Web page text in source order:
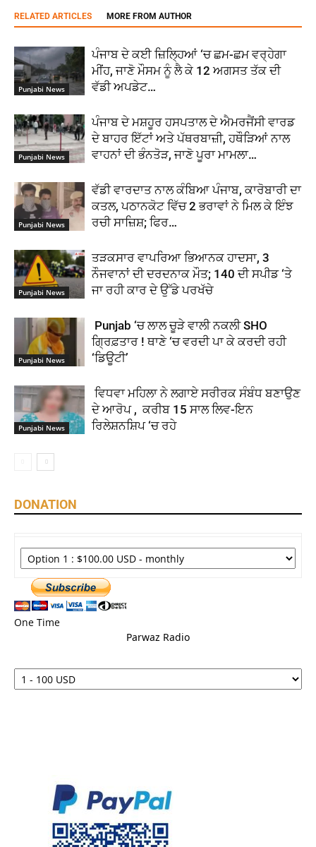
RELATED ARTICLES MORE FROM AUTHOR
Punjabi News
ਪੰਜਾਬ ਦੇ ਕਈ ਜ਼ਿਲ੍ਹਿਆਂ ‘ਚ ਛਮ-ਛਮ ਵਰ੍ਹੇਗਾ
ਮੀਂਹ, ਜਾਣੋ ਮੌਸਮ ਨੂੰ ਲੈ ਕੇ 12 ਅਗਸਤ ਤੱਕ ਦੀ
ਵੱਡੀ ਅਪਡੇਟ…
Punjabi News
ਪੰਜਾਬ ਦੇ ਮਸ਼ਹੂਰ ਹਸਪਤਾਲ ਦੇ ਐਮਰਜੈਂਸੀ ਵਾਰਡ
ਦੇ ਬਾਹਰ ਇੱਟਾਂ ਅਤੇ ਪੱਥਰਬਾਜ਼ੀ, ਹਥੌੜਿਆਂ ਨਾਲ
ਵਾਹਨਾਂ ਦੀ ਭੰਨਤੋੜ, ਜਾਣੋ ਪੂਰਾ ਮਾਮਲਾ…
Punjabi News
ਵੱਡੀ ਵਾਰਦਾਤ ਨਾਲ ਕੰਬਿਆ ਪੰਜਾਬ, ਕਾਰੋਬਾਰੀ ਦਾ
ਕਤਲ, ਪਠਾਨਕੋਟ ਵਿੱਚ 2 ਭਰਾਵਾਂ ਨੇ ਮਿਲ ਕੇ ਇੰਝ
ਰਚੀ ਸਾਜ਼ਿਸ਼; ਫਿਰ…
Punjabi News
ਤੜਕਸਾਰ ਵਾਪਰਿਆ ਭਿਆਨਕ ਹਾਦਸਾ, 3
ਨੌਜਵਾਨਾਂ ਦੀ ਦਰਦਨਾਕ ਮੌਤ; 140 ਦੀ ਸਪੀਡ ‘ਤੇ
ਜਾ ਰਹੀ ਕਾਰ ਦੇ ਉੱਡੇ ਪਰਖੱਚੇ
Punjabi News
Punjab ‘ਚ ਲਾਲ ਚੂੜੇ ਵਾਲੀ ਨਕਲੀ SHO
ਗ੍ਰਿਫ਼ਤਾਰ ! ਥਾਣੇ ‘ਚ ਵਰਦੀ ਪਾ ਕੇ ਕਰਦੀ ਰਹੀ
‘ਡਿਊਟੀ’
Punjabi News
ਵਿਧਵਾ ਮਹਿਲਾ ਨੇ ਲਗਾਏ ਸਰੀਰਕ ਸੰਬੰਧ ਬਣਾਉਣ
ਦੇ ਆਰੋਪ , ਕਰੀਬ 15 ਸਾਲ ਲਿਵ-ਇਨ
ਰਿਲੇਸ਼ਨਸ਼ਿਪ ‘ਚ ਰਹੇ
DONATION
One Time
Parwaz Radio